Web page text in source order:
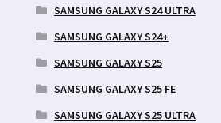
SAMSUNG GALAXY S24 ULTRA
SAMSUNG GALAXY S24+
SAMSUNG GALAXY S25
SAMSUNG GALAXY S25 FE
SAMSUNG GALAXY S25 ULTRA